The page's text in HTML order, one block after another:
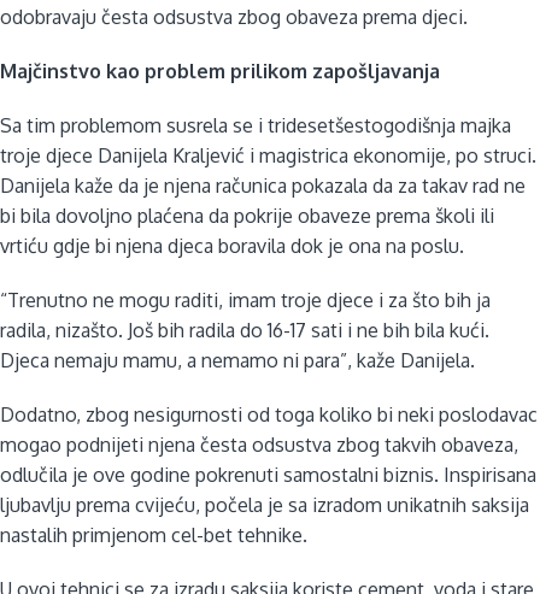
odobravaju česta odsustva zbog obaveza prema djeci.
Majčinstvo kao problem prilikom zapošljavanja
Sa tim problemom susrela se i tridesetšestogodišnja majka
troje djece Danijela Kraljević i magistrica ekonomije, po struci.
Danijela kaže da je njena računica pokazala da za takav rad ne
bi bila dovoljno plaćena da pokrije obaveze prema školi ili
vrtiću gdje bi njena djeca boravila dok je ona na poslu.
“Trenutno ne mogu raditi, imam troje djece i za što bih ja
radila, nizašto. Još bih radila do 16-17 sati i ne bih bila kući.
Djeca nemaju mamu, a nemamo ni para”, kaže Danijela.
Dodatno, zbog nesigurnosti od toga koliko bi neki poslodavac
mogao podnijeti njena česta odsustva zbog takvih obaveza,
odlučila je ove godine pokrenuti samostalni biznis. Inspirisana
ljubavlju prema cvijeću, počela je sa izradom unikatnih saksija
nastalih primjenom cel-bet tehnike.
U ovoj tehnici se za izradu saksija koriste cement, voda i stare